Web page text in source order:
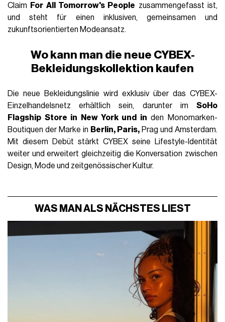
Claim For All Tomorrow's People zusammengefasst ist,
und steht für einen inklusiven, gemeinsamen und
zukunftsorientierten Modeansatz.
Wo kann man die neue CYBEX-
Bekleidungskollektion kaufen
Die neue Bekleidungslinie wird exklusiv über das CYBEX-
Einzelhandelsnetz erhältlich sein, darunter im SoHo
Flagship Store in New York und in den Monomarken-
Boutiquen der Marke in Berlin, Paris, Prag und Amsterdam.
Mit diesem Debüt stärkt CYBEX seine Lifestyle-Identität
weiter und erweitert gleichzeitig die Konversation zwischen
Design, Mode und zeitgenössischer Kultur.
WAS MAN ALS NÄCHSTES LIEST